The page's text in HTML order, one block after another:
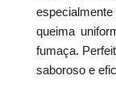
queima
fumaça.
saboroso e